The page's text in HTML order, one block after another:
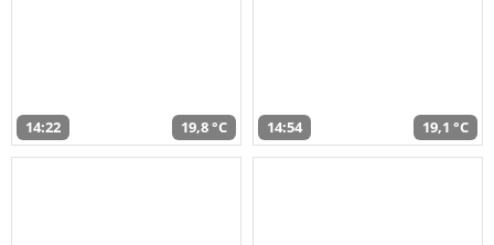
14:22 19,8 °C 14:54 19,1 °C